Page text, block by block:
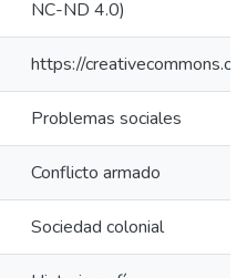
NC-ND 4.0)
https://
Problemas sociales
Conflicto armado
Sociedad colonial